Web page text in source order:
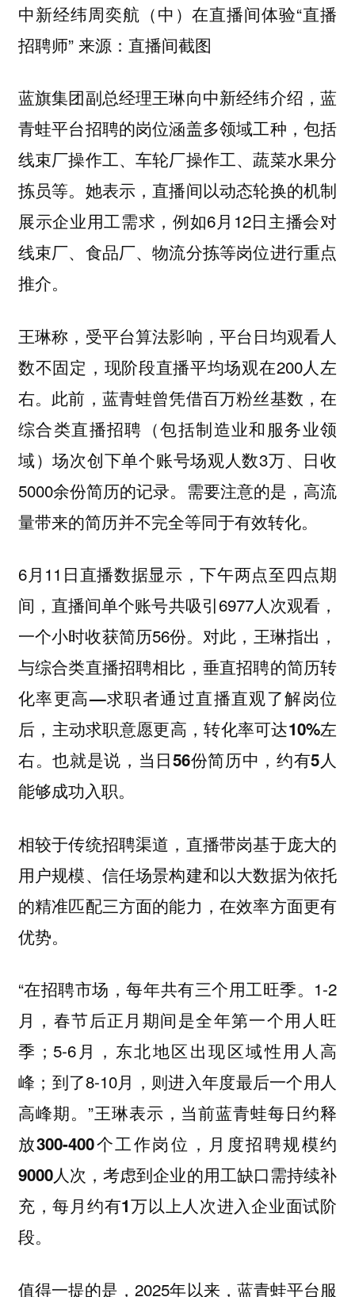
中新经纬周奕航（中）在直播间体验“直播
招聘师” 来源：直播间截图
蓝旗集团副总经理王琳向中新经纬介绍，蓝
青蛙平台招聘的岗位涵盖多领域工种，包括
线束厂操作工、车轮厂操作工、蔬菜水果分
拣员等。她表示，直播间以动态轮换的机制
展示企业用工需求，例如6月12日主播会对
线束厂、食品厂、物流分拣等岗位进行重点
推介。
王琳称，受平台算法影响，平台日均观看人
数不固定，现阶段直播平均场观在200人左
右。此前，蓝青蛙曾凭借百万粉丝基数，在
综合类直播招聘（包括制造业和服务业领
域）场次创下单个账号场观人数3万、日收
5000余份简历的记录。需要注意的是， 高流
量带来的简历并不完全等同于有效转化。
6月11日直播数据显示，下午两点至四点期
间，直播间单个账号共吸引6977人次观看，
一个小时收获简历56份。对此， 王琳指出，
与综合类直播招聘相比，垂直招聘的简历转
化率更高—求职者通过直播直观了解岗位
后，主动求职意愿更高，转化率可达10%左
右。也就是说，当日56份简历中，约有5人
能够成功入职。
相较于传统招聘渠道，直播带岗基于庞大的
用户规模、信任场景构建和以大数据为依托
的精准匹配三方面的能力，在效率方面更有
优势。
“在招聘市场，每年共有三个用工旺季。1-2
月，春节后正月期间是全年第一个用人旺
季；5-6月，东北地区出现区域性用人高
峰；到了8-10月，则进入年度最后一个用人
高峰期。”王琳表示， 当前蓝青蛙每日约释
放300-400个工作岗位，月度招聘规模约
9000人次，考虑到企业的用工缺口需持续补
充，每月约有1万以上人次进入企业面试阶
段。
值得一提的是，2025年以来，蓝青蛙平台服